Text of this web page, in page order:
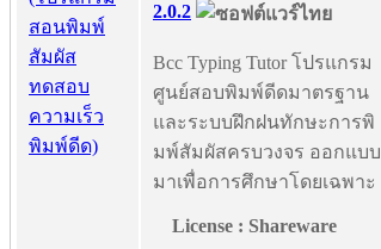
2.0.2
Bcc Typing Tutor โปรแกรม
ศูนย์สอบพิมพ์ดีดมาตรฐาน
และระบบฝึกฝนทักษะการพิ
มพ์สัมผัสครบวงจร ออกแบบ
มาเพื่อการศึกษาโดยเฉพาะ
License : Shareware